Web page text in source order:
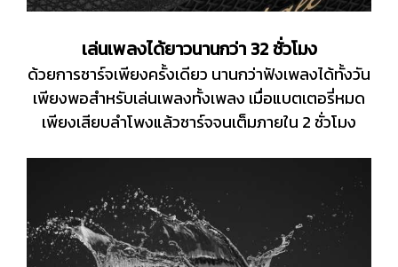
เล่นเพลงได้ยาวนานกว่า 32 ชั่วโมง
ด้วยการชาร์จเพียงครั้งเดียว นานกว่าฟังเพลงได้ทั้งวัน
เพียงพอสำหรับเล่นเพลงทั้งเพลง เมื่อแบตเตอรี่หมด
เพียงเสียบลำโพงแล้วชาร์จจนเต็มภายใน 2 ชั่วโมง